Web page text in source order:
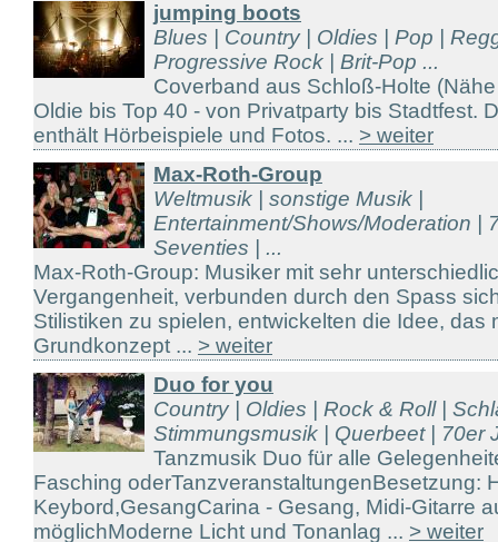
jumping boots
Blues | Country | Oldies | Pop |
Progressive Rock | Brit-Pop ...
Coverband aus Schloß-Holte
Oldie bis Top 40 - von Privatparty bis Stadtfest.
enthält Hörbeispiele und Fotos. ... > weiter
Max-Roth-Group
Weltmusik | sonstige Musik |
Entertainment/Shows/Moderation |
Seventies | ...
Max-Roth-Group: Musiker mit sehr
Vergangenheit, verbunden durch den Spass
Stilistiken zu spielen, entwickelten die Idee, das
Grundkonzept ... > weiter
Duo for you
Country | Oldies | Rock & Roll |
Stimmungsmusik | Querbeet | 70er
Tanzmusik Duo für alle
Fasching oderTanzveranstaltungenBesetzung:
Keybord,GesangCarina - Gesang, Midi-Gitarre
möglichModerne Licht und Tonanlag ... > weiter